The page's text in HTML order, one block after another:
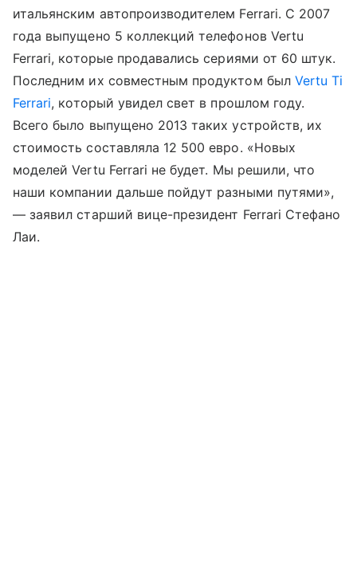
итальянским автопроизводителем Ferrari. С 2007
года выпущено 5 коллекций телефонов Vertu
Ferrari, которые продавались сериями от 60 штук.
Последним их совместным продуктом был Vertu Ti
Ferrari, который увидел свет в прошлом году.
Всего было выпущено 2013 таких устройств, их
стоимость составляла 12 500 евро. «Новых
моделей Vertu Ferrari не будет. Мы решили, что
наши компании дальше пойдут разными путями»,
— заявил старший вице-президент Ferrari Стефано
Лаи.